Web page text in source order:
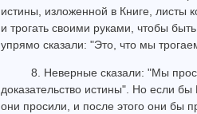
истины, изложенной в Книге, листы
и трогать своими руками, чтобы
упрямо сказали: "Это, что мы
8. Неверные сказали: "Мы
доказательство истины". Но если
они просили, и после этого они бы